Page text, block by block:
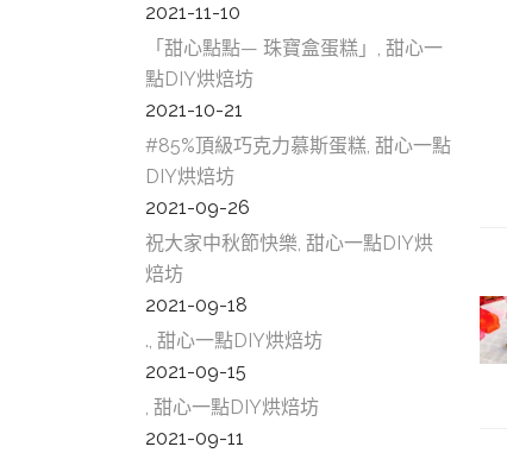
2021-11-10
「甜心點點— 珠寶盒蛋糕」, 甜心一
點DIY烘焙坊
2021-10-21
#85%頂級巧克力慕斯蛋糕, 甜心一點
DIY烘焙坊
2021-09-26
祝大家中秋節快樂, 甜心一點DIY烘
焙坊
2021-09-18
., 甜心一點DIY烘焙坊
2021-09-15
, 甜心一點DIY烘焙坊
2021-09-11